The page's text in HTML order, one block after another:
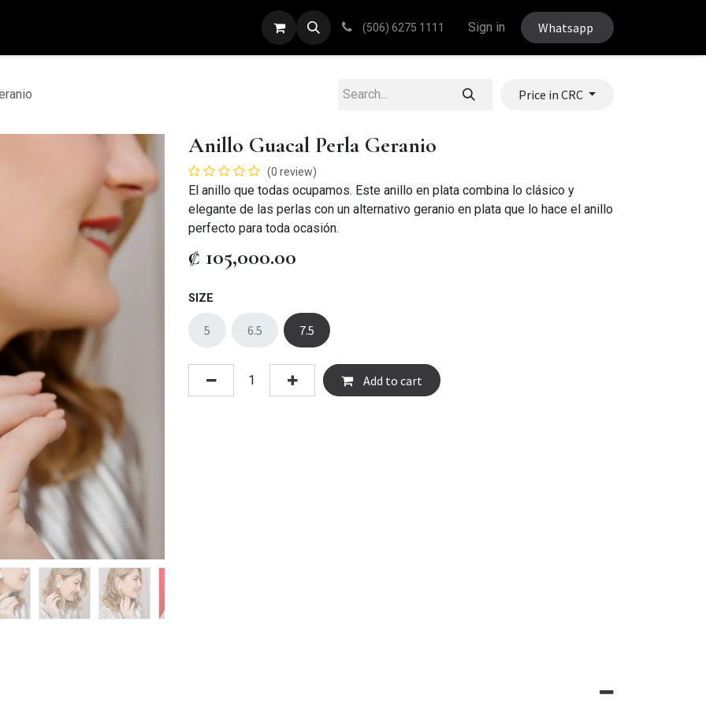
PULSERAS (506) 6275 1111 Sign in Whatsapp
Price in CRC
Anillo Guacal Perla Geranio
(0 review)
El anillo que todas ocupamos. Este anillo en plata combina lo clásico y
elegante de las perlas con un alternativo geranio en plata que lo hace el anillo
perfecto para toda ocasión.
₡ 105,000.00
SIZE
5 6.5 7.5
Add to cart